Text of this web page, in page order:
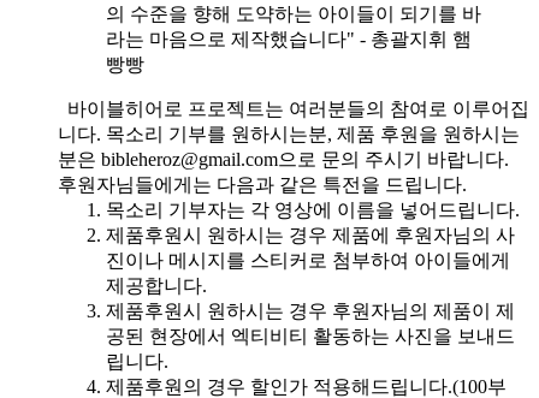
의 수준을 향해 도약하는 아이들이 되기를 바
라는 마음으로 제작했습니다" - 총괄지휘 햄
빵빵
바이블히어로 프로젝트는 여러분들의 참여로 이루어집
니다. 목소리 기부를 원하시는분, 제품 후원을 원하시는
분은 bibleheroz@gmail.com으로 문의 주시기 바랍니다.
후원자님들에게는 다음과 같은 특전을 드립니다.
목소리 기부자는 각 영상에 이름을 넣어드립니다.
제품후원시 원하시는 경우 제품에 후원자님의 사
진이나 메시지를 스티커로 첨부하여 아이들에게
제공합니다.
제품후원시 원하시는 경우 후원자님의 제품이 제
공된 현장에서 엑티비티 활동하는 사진을 보내드
립니다.
제품후원의 경우 할인가 적용해드립니다.(100부